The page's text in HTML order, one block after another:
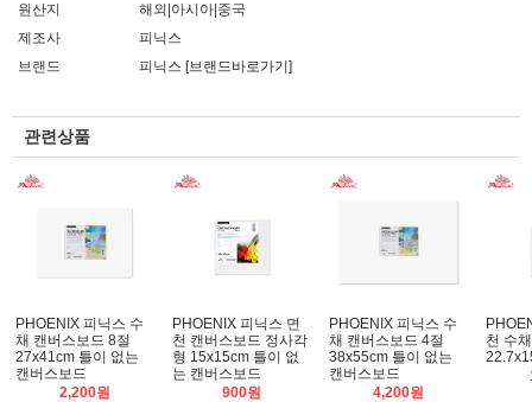
원산지
해외|아시아|중국
제조사
피닉스
브랜드
피닉스 [브랜드바로가기]
관련상품
PHOENIX 피닉스 수
채 캔버스보드 8절
27x41cm 틀이 없는
캔버스보드
2,200원
PHOENIX 피닉스 면
천 캔버스보드 정사각
형 15x15cm 틀이 없
는 캔버스보드
900원
PHOENIX 피닉스 수
채 캔버스보드 4절
38x55cm 틀이 없는
캔버스보드
4,200원
천 수